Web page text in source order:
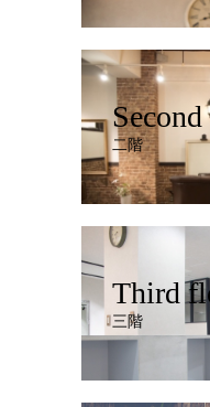
二階
Third
三階